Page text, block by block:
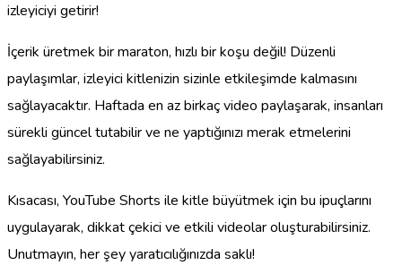
izleyiciyi getirir!
İçerik üretmek bir maraton, hızlı bir koşu değil! Düzenli
paylaşımlar, izleyici kitlenizin sizinle etkileşimde kalmasını
sağlayacaktır. Haftada en az birkaç video paylaşarak, insanları
sürekli güncel tutabilir ve ne yaptığınızı merak etmelerini
sağlayabilirsiniz.
Kısacası, YouTube Shorts ile kitle büyütmek için bu ipuçlarını
uygulayarak, dikkat çekici ve etkili videolar oluşturabilirsiniz.
Unutmayın, her şey yaratıcılığınızda saklı!